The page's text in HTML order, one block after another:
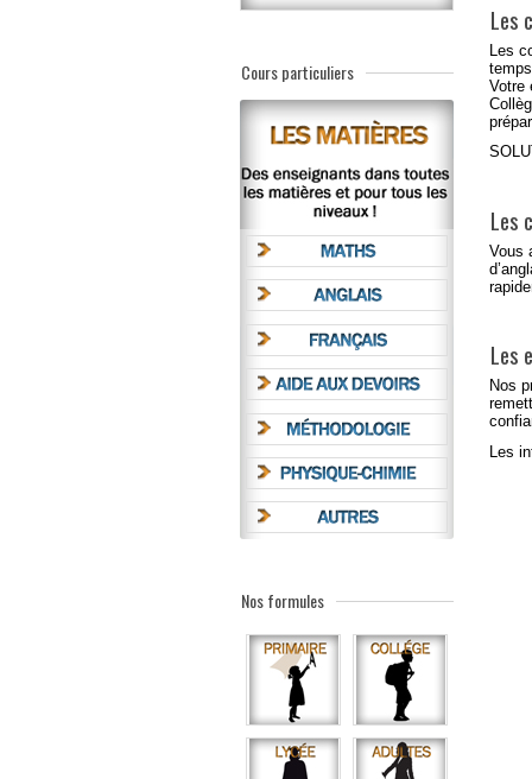
Cours particuliers
Nos formules
Les
Les
Votre
Les
Vous
Les
Nos
Les